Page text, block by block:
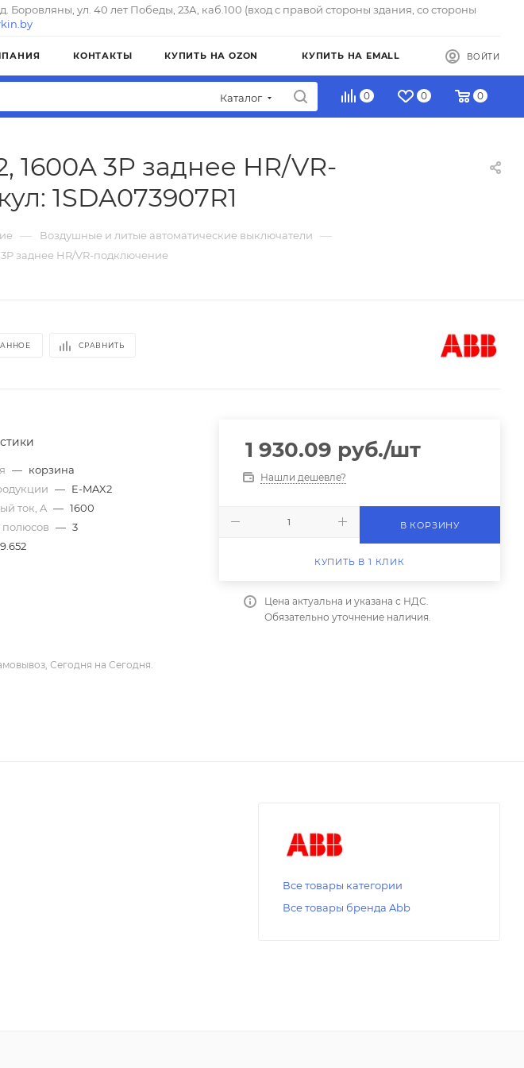
Боровляны, ул. 40 лет Победы, 23А, каб.100 (вход с правой стороны здания, со стороны
КОНТАКТЫ КУПИТЬ НА OZON КУПИТЬ НА EMALL ВОЙТИ
Каталог 0 0 0
1600A 3P заднее HR/VR-
1SDA073907R1
— Воздушные и литые автоматические выключатели —
заднее HR/VR-подключение
СРАВНИТЬ
— корзина
— E-MAX2
ток, A — 1600
полюсов — 3
1 930.09 руб./шт
Нашли дешевле?
В КОРЗИНУ
КУПИТЬ В 1 КЛИК
Цена актуальна и указана с НДС.
Обязательно уточнение наличия.
Сегодня на Сегодня.
Все товары категории
Все товары бренда Abb